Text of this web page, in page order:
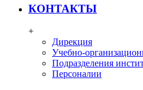
КОНТАКТЫ
+
Дирекция
Учебно-
Подразделения
Персоналии